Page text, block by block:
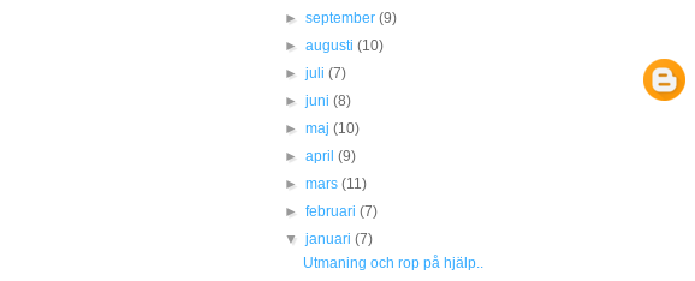
►september(9)
►augusti(10)
►juli(7)
►juni(8)
►maj(10)
►april(9)
►mars(11)
►februari(7)
▼januari(7)
Utmaning och rop på hjälp..